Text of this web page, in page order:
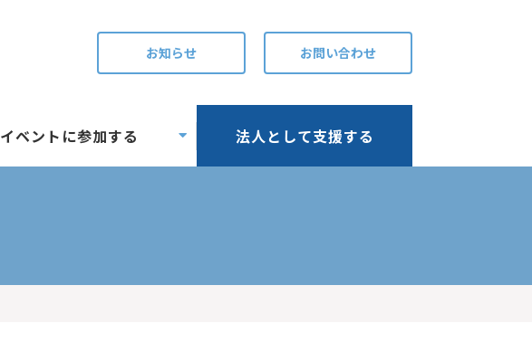
お知らせ お問い合わせ
イベントに参加する 法人として支援する